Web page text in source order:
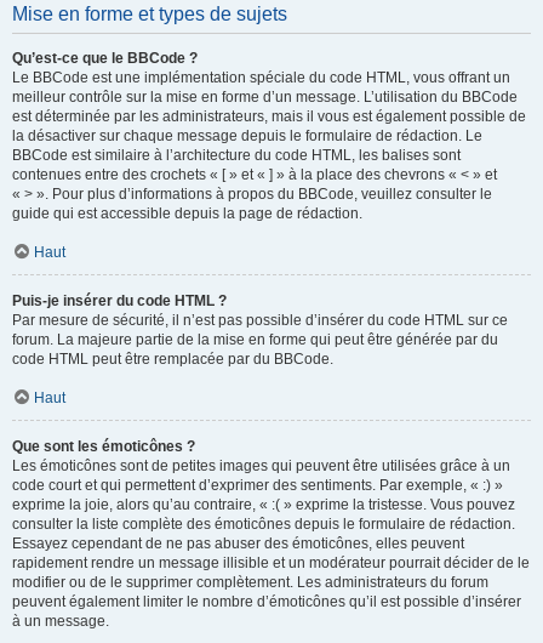
Mise en forme et types de sujets
Qu’est-ce que le BBCode ?
Le BBCode est une implémentation spéciale du code HTML, vous offrant un
meilleur contrôle sur la mise en forme d’un message. L’utilisation du BBCode
est déterminée par les administrateurs, mais il vous est également possible de
la désactiver sur chaque message depuis le formulaire de rédaction. Le
BBCode est similaire à l’architecture du code HTML, les balises sont
contenues entre des crochets « [ » et « ] » à la place des chevrons « < » et
« > ». Pour plus d’informations à propos du BBCode, veuillez consulter le
guide qui est accessible depuis la page de rédaction.
Haut
Puis-je insérer du code HTML ?
Par mesure de sécurité, il n’est pas possible d’insérer du code HTML sur ce
forum. La majeure partie de la mise en forme qui peut être générée par du
code HTML peut être remplacée par du BBCode.
Haut
Que sont les émoticônes ?
Les émoticônes sont de petites images qui peuvent être utilisées grâce à un
code court et qui permettent d’exprimer des sentiments. Par exemple, « :) »
exprime la joie, alors qu’au contraire, « :( » exprime la tristesse. Vous pouvez
consulter la liste complète des émoticônes depuis le formulaire de rédaction.
Essayez cependant de ne pas abuser des émoticônes, elles peuvent
rapidement rendre un message illisible et un modérateur pourrait décider de le
modifier ou de le supprimer complètement. Les administrateurs du forum
peuvent également limiter le nombre d’émoticônes qu’il est possible d’insérer
à un message.